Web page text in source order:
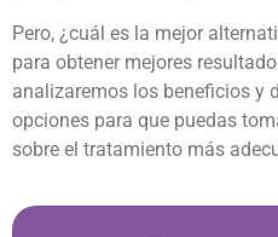
Pero, ¿cuál es la mejor
para obtener mejores
analizaremos los beneficios y
opciones para que puedas
sobre el tratamiento más